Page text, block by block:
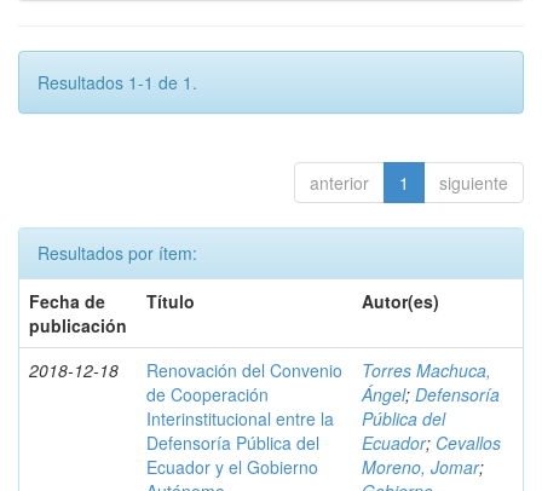
Resultados 1-1 de 1.
anterior 1 siguiente
Resultados por ítem:
Fecha de
publicación
Título Autor(es)
2018-12-18
Renovación del Convenio
de Cooperación
Interinstitucional entre la
Defensoría Pública del
Ecuador y el Gobierno
Torres Machuca,
Ángel; Defensoría
Pública del
Ecuador; Cevallos
Moreno, Jomar;